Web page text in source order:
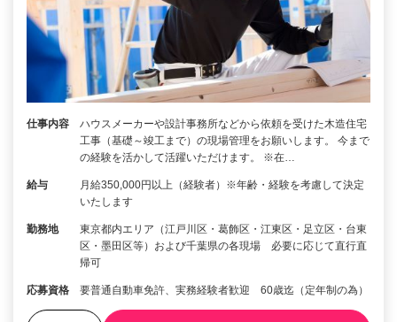
仕事内容
ハウスメーカーや設計事務所などから依頼を受けた木造住宅
工事（基礎～竣工まで）の現場管理をお願いします。 今まで
の経験を活かして活躍いただけます。 ※在…
給与
月給350,000円以上（経験者）※年齢・経験を考慮して決定
いたします
勤務地
東京都内エリア（江戸川区・葛飾区・江東区・足立区・台東
区・墨田区等）および千葉県の各現場 必要に応じて直行直
帰可
応募資格 要普通自動車免許、実務経験者歓迎 60歳迄（定年制の為）